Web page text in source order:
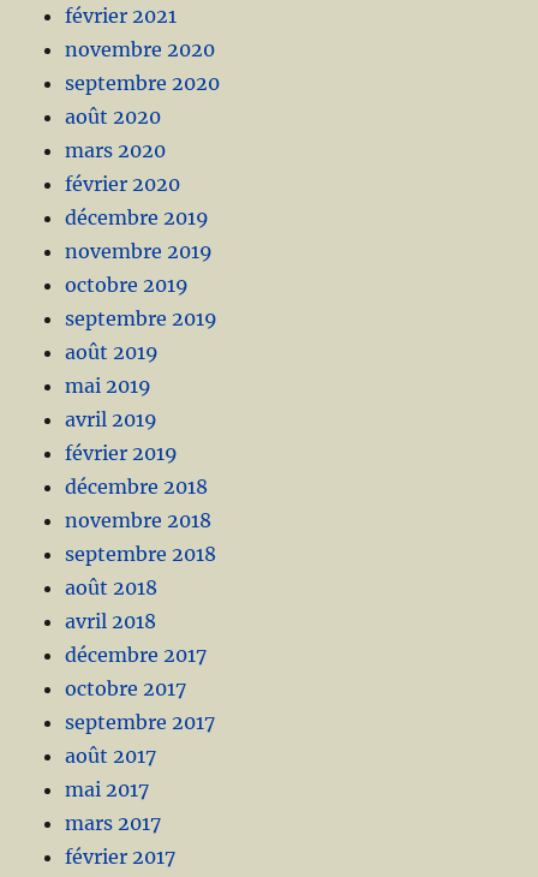
février 2021
novembre 2020
septembre 2020
août 2020
mars 2020
février 2020
décembre 2019
novembre 2019
octobre 2019
septembre 2019
août 2019
mai 2019
avril 2019
février 2019
décembre 2018
novembre 2018
septembre 2018
août 2018
avril 2018
décembre 2017
octobre 2017
septembre 2017
août 2017
mai 2017
mars 2017
février 2017